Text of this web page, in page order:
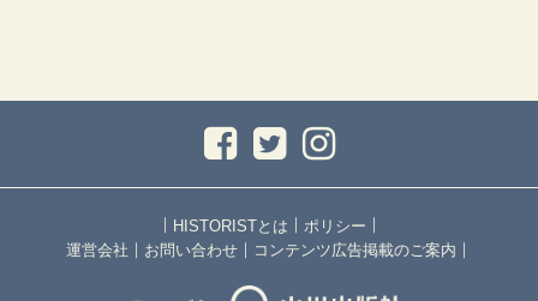
｜ HISTORISTとは ｜ ポリシー ｜
運営会社 ｜ お問い合わせ ｜ コンテンツ広告掲載のご案内 ｜